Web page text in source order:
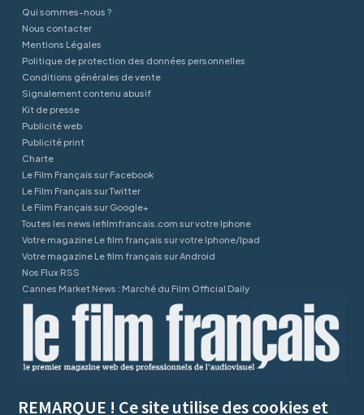
Qui sommes-nous ?
Nous contacter
Mentions Légales
Politique de protection des données personnelles
Conditions générales de vente
Signalement contenu abusif
Kit de presse
Publicité web
Publicité print
Charte
Le Film Français sur Facebook
Le Film Français sur Twitter
Le Film Français sur Google+
Toutes les news lefilmfrancais.com sur votre Iphone
Votre magazine Le film français sur votre Iphone/Ipad
Votre magazine Le film français sur Android
Nos Flux RSS
Cannes Market News : Marché du Film Official Daily
REMARQUE ! Ce site utilise des cookies et